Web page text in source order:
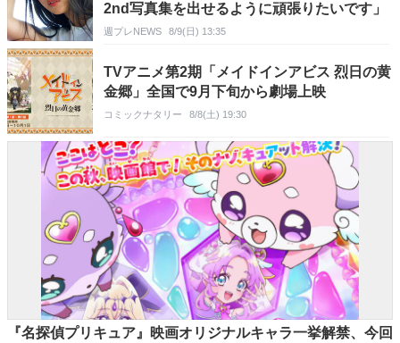
2nd写真集を出せるように頑張りたいです」
週プレNEWS 8/9(日) 13:35
TVアニメ第2期「メイドインアビス 烈日の黄
金郷」全国で9月下旬から劇場上映
コミックナタリー 8/8(土) 19:30
『名探偵プリキュア』映画オリジナルキャラ一挙解禁、今回